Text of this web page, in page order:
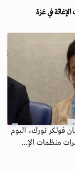
في غزة
فولكر تورك، اليوم
منظمات الإ...